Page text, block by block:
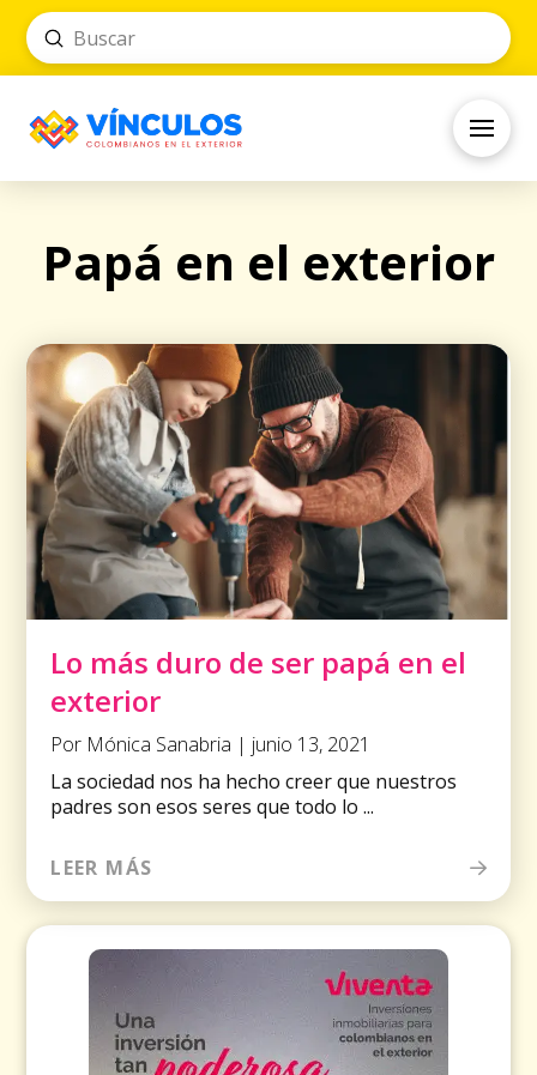
Search
Submit
Papá en el exterior
Lo más duro de ser papá en el
exterior
Por Mónica Sanabria | junio 13, 2021
La sociedad nos ha hecho creer que nuestros
padres son esos seres que todo lo ...
LEER MÁS